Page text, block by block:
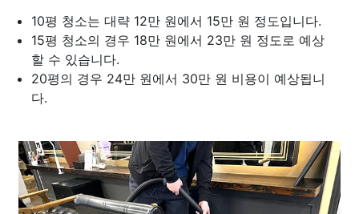
10평 청소는 대략 12만 원에서 15만 원 정도입니다.
15평 청소의 경우 18만 원에서 23만 원 정도로 예상
할 수 있습니다.
20평의 경우 24만 원에서 30만 원 비용이 예상됩니
다.